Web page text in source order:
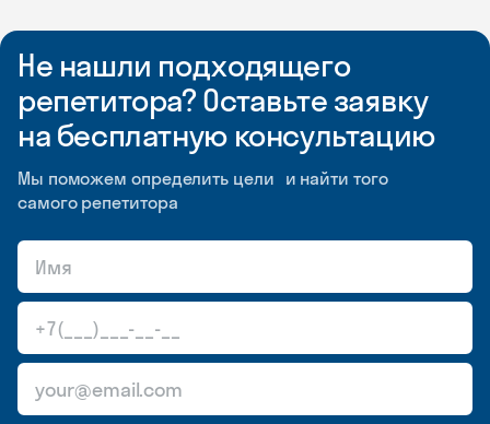
Не нашли подходящего
репетитора? Оставьте заявку
на бесплатную консультацию
Мы поможем определить цели и найти того
самого репетитора